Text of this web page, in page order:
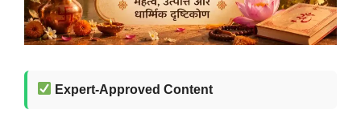
Expert-Approved Content